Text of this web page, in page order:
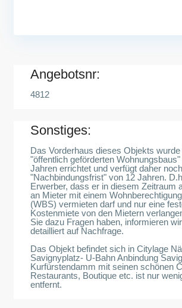
Angebotsnr:
4812
Sonstiges:
Das Vorderhaus dieses Objekts
"öffentlich geförderten
Jahren errichtet und verfügt daher
"Nachbindungsfrist" von 12 Jahren.
Erwerber, dass er in diesem Zeitraum
an Mieter mit einem
(WBS) vermieten darf und nur eine
Kostenmiete von den Mietern
Sie dazu Fragen haben, informieren
detailliert auf Nachfrage.
Das Objekt befindet sich in Citylage
Savignyplatz- U-Bahn Anbindung
Kurfürstendamm mit seinen schönen
Restaurants, Boutique etc. ist nur
entfernt.